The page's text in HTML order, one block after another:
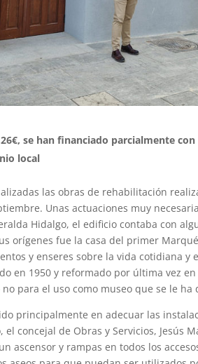
se han financiado parcialmente
local
las obras de rehabilitación
Unas actuaciones muy
Hidalgo, el edificio contaba con
orígenes fue la casa del primer
y enseres sobre la vida cotidiana y
en 1950 y reformado por última vez
para el uso como museo que se le ha
principalmente en adecuar las
concejal de Obras y Servicios, Jesús
ascensor y rampas en todos los